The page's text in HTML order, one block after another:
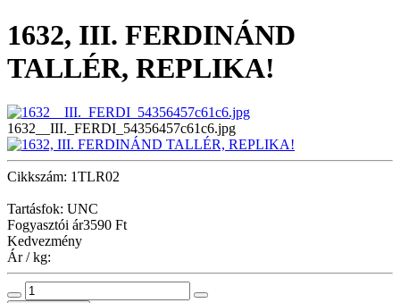
1632, III. FERDINÁND
TALLÉR, REPLIKA!
1632__III._FERDI_54356457c61c6.jpg
Cikkszám: 1TLR02
Tartásfok: UNC
Fogyasztói ár3590 Ft
Kedvezmény
Ár / kg: